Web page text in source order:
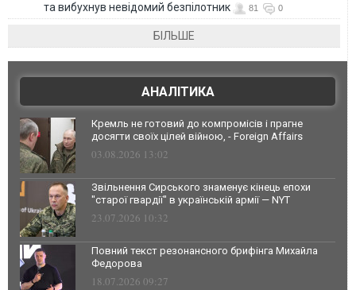
та вибухнув невідомий безпілотник
81 0
БІЛЬШЕ
АНАЛІТИКА
Кремль не готовий до компромісів і прагне
досягти своїх цілей війною, - Foreign Affairs
03.08.2026 13:02
Звільнення Сирського знаменує кінець епохи
"старої гвардії" в українській армії — NYT
23.07.2026 10:32
Повний текст резонансного брифінга Михайла
Федорова
18.07.2026 09:27